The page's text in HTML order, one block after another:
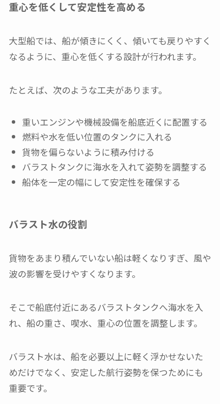
重心を低くして安定性を高める
大型船では、船が傾きにくく、傾いても戻りやすく
なるように、重心を低くする設計が行われます。
たとえば、次のような工夫があります。
重いエンジンや機械設備を船底近くに配置する
燃料や水を低い位置のタンクに入れる
貨物を偏らないように積み付ける
バラストタンクに海水を入れて姿勢を調整する
船体を一定の幅にして安定性を確保する
バラスト水の役割
貨物をあまり積んでいない船は軽くなりすぎ、風や
波の影響を受けやすくなります。
そこで船底付近にあるバラストタンクへ海水を入
れ、船の重さ、喫水、重心の位置を調整します。
バラスト水は、船を必要以上に軽く浮かせないた
めだけでなく、安定した航行姿勢を保つためにも
重要です。